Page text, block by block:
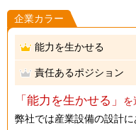
企業カラー
能力を生かせる
責任あるポジション
「能力を生かせる」
を
弊社では産業設備の設計